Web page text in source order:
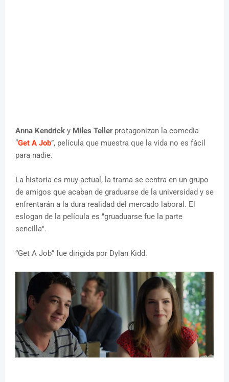
Anna Kendrick y Miles Tellerprotagonizan la comedia
“Get A Job”, película que muestra que la vida no es fácil
para nadie.
La historia es muy actual, la trama se centra en un grupo
de amigos que acaban de graduarse de la universidad y se
enfrentarán a la dura realidad del mercado laboral. El
eslogan de la película es "gruaduarse fue la parte
sencilla".
“Get A Job” fue dirigida por Dylan Kidd.